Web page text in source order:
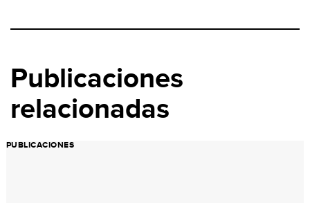
Publicaciones
relacionadas
PUBLICACIONES